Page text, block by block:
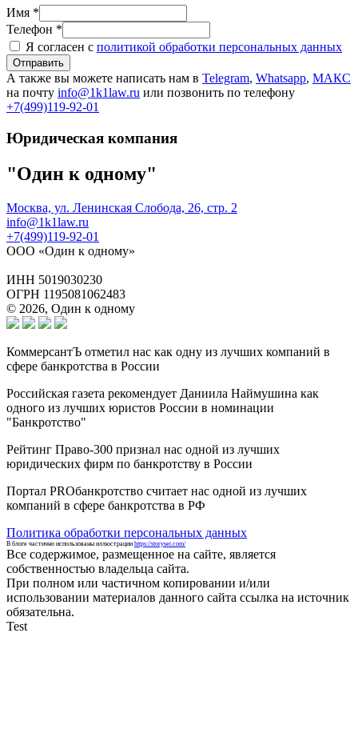
Имя *
Телефон *
Я согласен с политикой обработки персональных данных
Отправить
А также вы можете написать нам в Telegram, Whatsapp, МАКС
на почту info@1k1law.ru или позвонить по телефону
+7(499)119-92-01
Юридическая компания
"Один к одному"
Москва, ул. Ленинская Слобода, 26, стр. 2
info@1k1law.ru
+7(499)119-92-01
ООО «Один к одному»
ИНН 5019030230
ОГРН 1195081062483
© 2026, Один к одному
КоммерсантЪ отметил нас как одну из лучших компаний в
сфере банкротства в России
Российская газета рекомендует Даниила Наймушина как
одного из лучших юристов России в номинации
"Банкротство"
Рейтинг Право-300 признал нас одной из лучших
юридических фирм по банкротству в России
Портал PROбанкротство считает нас одной из лучших
компаний в сфере банкротства в РФ
Политика обработки персональных данных
В блоге частично использованы иллюстрации https://storyset.com/
Все содержимое, размещенное на сайте, является
собственностью владельца сайта.
При полном или частичном копировании и/или
использовании материалов данного сайта ссылка на источник
обязательна.
Test